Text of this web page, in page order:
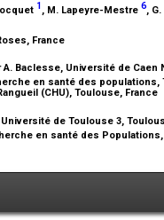
1 , M. Lapeyre-Mestre 6,
France
Baclesse, Université de Caen
en santé des populations,
(CHU), Toulouse, France
de Toulouse 3,
en santé des